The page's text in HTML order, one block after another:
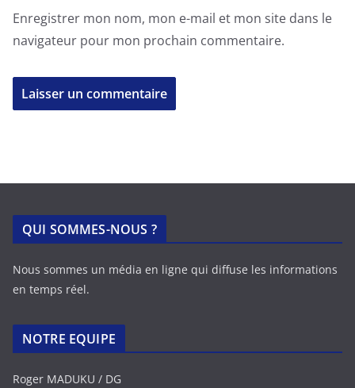
Enregistrer mon nom, mon e-mail et mon site dans le
navigateur pour mon prochain commentaire.
QUI SOMMES-NOUS ?
Nous sommes un média en ligne qui diffuse les informations
en temps réel.
NOTRE EQUIPE
Roger MADUKU / DG